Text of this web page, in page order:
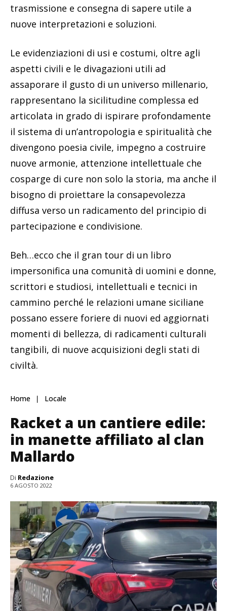
trasmissione e consegna di sapere utile a
nuove interpretazioni e soluzioni.
Le evidenziazioni di usi e costumi, oltre agli
aspetti civili e le divagazioni utili ad
assaporare il gusto di un universo millenario,
rappresentano la sicilitudine complessa ed
articolata in grado di ispirare profondamente
il sistema di un’antropologia e spiritualità che
divengono poesia civile, impegno a costruire
nuove armonie, attenzione intellettuale che
cosparge di cure non solo la storia, ma anche il
bisogno di proiettare la consapevolezza
diffusa verso un radicamento del principio di
partecipazione e condivisione.
Beh…ecco che il gran tour di un libro
impersonifica una comunità di uomini e donne,
scrittori e studiosi, intellettuali e tecnici in
cammino perché le relazioni umane siciliane
possano essere foriere di nuovi ed aggiornati
momenti di bellezza, di radicamenti culturali
tangibili, di nuove acquisizioni degli stati di
civiltà.
Home Locale
Racket a un cantiere edile:
in manette affiliato al clan
Mallardo
Di Redazione
6 AGOSTO 2022